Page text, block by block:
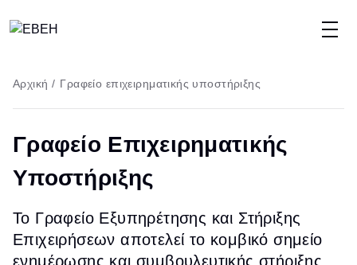
προς
κυρίως
περιεχόμενο
Breadcrumb
Αρχική / Γραφείο επιχειρηματικής υποστήριξης
Γραφείο Επιχειρηματικής
Υποστήριξης
Το Γραφείο Εξυπηρέτησης και Στήριξης
Επιχειρήσεων αποτελεί το κομβικό σημείο
ενημέρωσης και συμβουλευτικής στήριξης